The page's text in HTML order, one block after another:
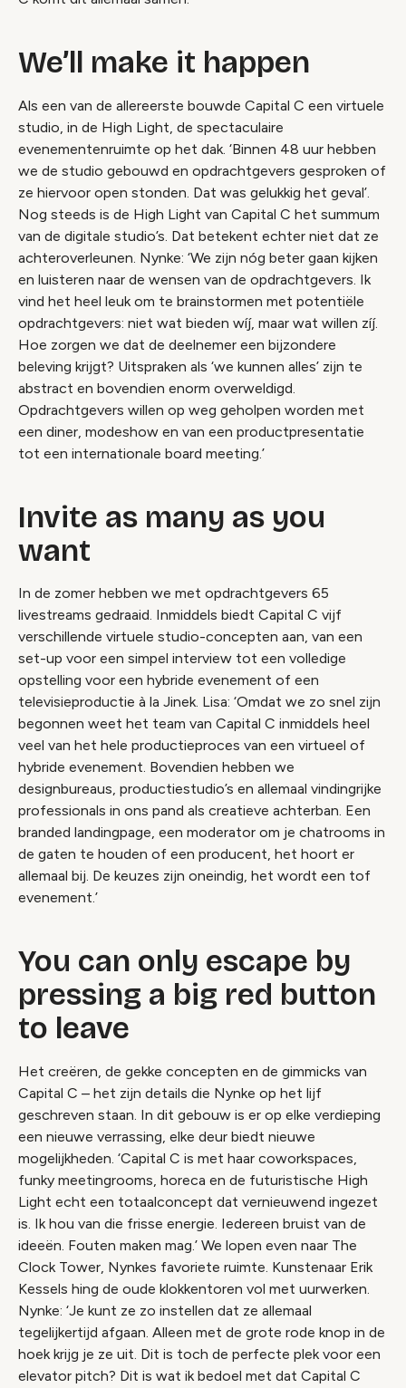
We’ll make it happen
Als een van de allereerste bouwde Capital C een virtuele
studio, in de High Light, de spectaculaire
evenementenruimte op het dak. ‘Binnen 48 uur hebben
we de studio gebouwd en opdrachtgevers gesproken of
ze hiervoor open stonden. Dat was gelukkig het geval’.
Nog steeds is de High Light van Capital C het summum
van de digitale studio’s. Dat betekent echter niet dat ze
achteroverleunen. Nynke: ‘We zijn nóg beter gaan kijken
en luisteren naar de wensen van de opdrachtgevers. Ik
vind het heel leuk om te brainstormen met potentiële
opdrachtgevers: niet wat bieden wíj, maar wat willen zíj.
Hoe zorgen we dat de deelnemer een bijzondere
beleving krijgt? Uitspraken als ‘we kunnen alles’ zijn te
abstract en bovendien enorm overweldigd.
Opdrachtgevers willen op weg geholpen worden met
een diner, modeshow en van een productpresentatie
tot een internationale board meeting.’
Invite as many as you
want
In de zomer hebben we met opdrachtgevers 65
livestreams gedraaid. Inmiddels biedt Capital C vijf
verschillende virtuele studio-concepten aan, van een
set-up voor een simpel interview tot een volledige
opstelling voor een hybride evenement of een
televisieproductie à la Jinek. Lisa: ‘Omdat we zo snel zijn
begonnen weet het team van Capital C inmiddels heel
veel van het hele productieproces van een virtueel of
hybride evenement. Bovendien hebben we
designbureaus, productiestudio’s en allemaal vindingrijke
professionals in ons pand als creatieve achterban. Een
branded landingpage, een moderator om je chatrooms in
de gaten te houden of een producent, het hoort er
allemaal bij. De keuzes zijn oneindig, het wordt een tof
evenement.’
You can only escape by
pressing a big red button
to leave
Het creëren, de gekke concepten en de gimmicks van
Capital C – het zijn details die Nynke op het lijf
geschreven staan. In dit gebouw is er op elke verdieping
een nieuwe verrassing, elke deur biedt nieuwe
mogelijkheden. ‘Capital C is met haar coworkspaces,
funky meetingrooms, horeca en de futuristische High
Light echt een totaalconcept dat vernieuwend ingezet
is. Ik hou van die frisse energie. Iedereen bruist van de
ideeën. Fouten maken mag.’ We lopen even naar The
Clock Tower, Nynkes favoriete ruimte. Kunstenaar Erik
Kessels hing de oude klokkentoren vol met uurwerken.
Nynke: ‘Je kunt ze zo instellen dat ze allemaal
tegelijkertijd afgaan. Alleen met de grote rode knop in de
hoek krijg je ze uit. Dit is toch de perfecte plek voor een
elevator pitch? Dit is wat ik bedoel met dat Capital C